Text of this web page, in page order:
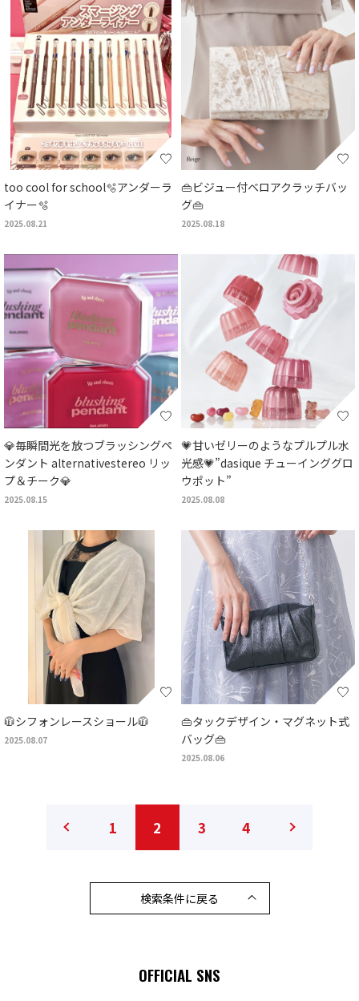
too cool for school🫧アンダーラ
イナー🫧
2025.08.21
👜ビジュー付ベロアクラッチバッ
グ👜
2025.08.18
💎毎瞬間光を放つブラッシングペ
ンダント alternativestereo リッ
プ＆チーク💎
2025.08.15
💗甘いゼリーのようなプルプル水
光感💗”dasique チューインググロ
ウポット”
2025.08.08
🧥シフォンレースショール🧥
2025.08.07
👜タックデザイン・マグネット式
バッグ👜
2025.08.06
1 2 3 4
検索条件に戻る
OFFICIAL SNS